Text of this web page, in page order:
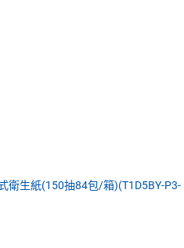
衛生紙(150抽84包/箱)(T1D5BY-P3-